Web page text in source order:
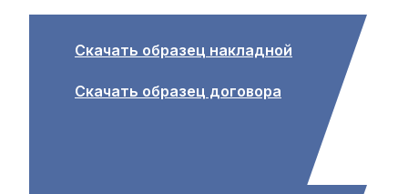
Скачать образец накладной
Скачать образец договора